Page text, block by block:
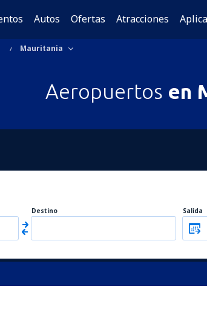
Autos Ofertas Atracciones
Mauritania
Aeropuertos en
Destino Salida